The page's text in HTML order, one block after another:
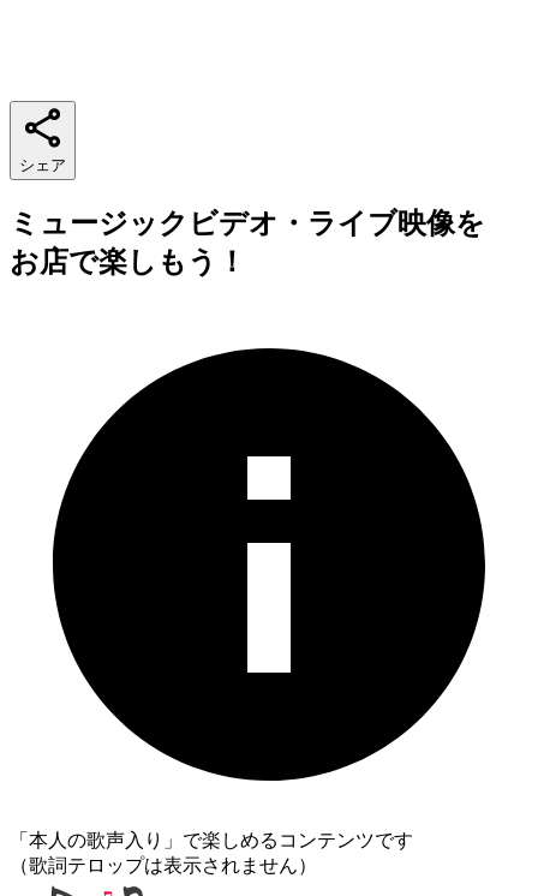
シェア
ミュージックビデオ・ライブ映像を
お店で楽しもう！
「本人の歌声入り」で楽しめるコンテンツです
（歌詞テロップは表示されません）